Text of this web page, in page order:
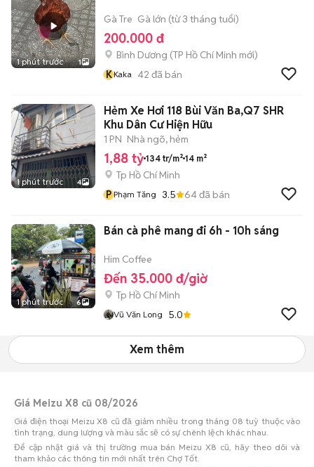
1 phút trước 1
Gà Tre Gà lớn (từ 3 tháng tuổi)
200.000 đ
Bình Dương (TP Hồ Chí Minh mới)
KKaka 42 đã bán
1 phút trước 4
Hẻm Xe Hơi 118 Bùi Văn Ba,Q7 SHR
Khu Dân Cư Hiện Hữu
1 PN Nhà ngõ, hẻm
1,88 tỷ 134 tr/m² 14 m²
Tp Hồ Chí Minh
P Phạm Tăng 3.5 64đã bán
1 phút trước 6
Bán cà phê mang đi 6h - 10h sáng
Him Coffee
Đến 35.000 đ/giờ
Tp Hồ Chí Minh
Vũ Văn Long 5.0
Xem thêm
Giá Meizu X8 cũ 08/2026
Giá điện thoại Meizu X8 cũ đã giảm nhiều trong tháng 08 tuỳ thuộc vào
tình trạng, dung lượng và màu sắc sẽ có sự chênh lệch khác nhau.
Để cập nhật giá và thị trường mua bán Meizu X8 cũ, hãy theo dõi và
tham khảo các thông tin mới nhất trên Chợ Tốt.